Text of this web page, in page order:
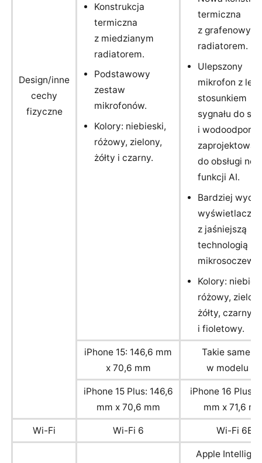
Design/inne
cechy
fizyczne
Konstrukcja
termiczna
z miedzianym
radiatorem.
Podstawowy
zestaw
mikrofonów.
Kolory: niebieski,
różowy, zielony,
żółty i czarny.
termiczna
z grafenowym
radiatorem.
Ulepszony
mikrofon z
stosunkiem
sygnału do
i
do obsługi
funkcji AI.
Bardziej
wyświetlacz
z jaśniejszą
technologią
Kolory:
różowy,
żółty, czarny,
i fioletowy.
iPhone 15: 146,6 mm
x 70,6 mm
Takie same,
w modelu 15.
iPhone 15 Plus: 146,6
mm x 70,6 mm
iPhone 16 Plus:
mm x 71,6
Wi-Fi Wi-Fi 6 Wi-Fi 6E
Apple